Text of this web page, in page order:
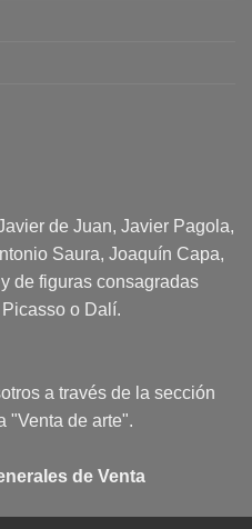
de Juan, Javier Pagola,
Saura, Joaquín Capa,
de figuras consagradas
o Dalí.
a través de la sección
"Venta de arte".
de Venta